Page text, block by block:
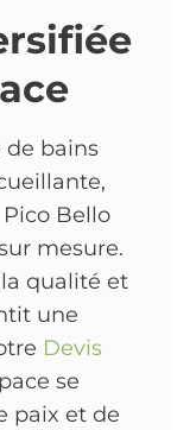
de bains
Bello
mesure.
qualité et
une
Devis
se
paix et de